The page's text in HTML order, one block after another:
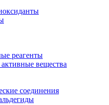
реагенты
вещества
соединения